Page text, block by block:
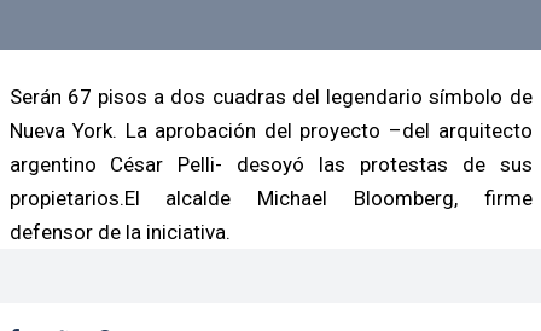
Serán 67 pisos a dos cuadras del legendario símbolo de
Nueva York. La aprobación del proyecto –del arquitecto
argentino César Pelli- desoyó las protestas de sus
propietarios.El alcalde Michael Bloomberg, firme
defensor de la iniciativa.